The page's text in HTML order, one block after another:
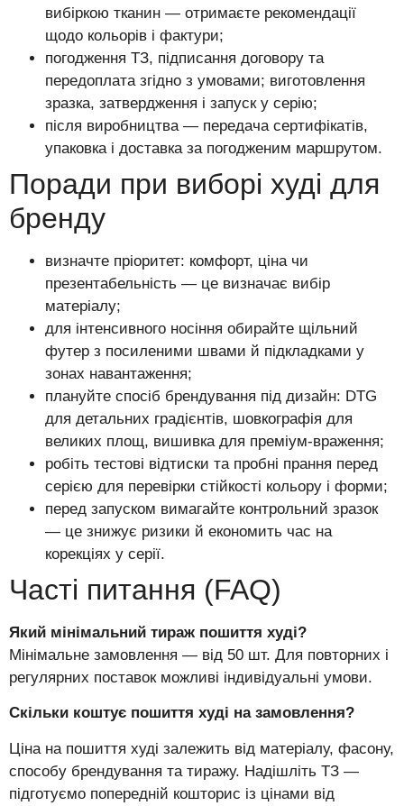
вибіркою тканин — отримаєте рекомендації
щодо кольорів і фактури;
погодження ТЗ, підписання договору та
передоплата згідно з умовами; виготовлення
зразка, затвердження і запуск у серію;
після виробництва — передача сертифікатів,
упаковка і доставка за погодженим маршрутом.
Поради при виборі худі для
бренду
визначте пріоритет: комфорт, ціна чи
презентабельність — це визначає вибір
матеріалу;
для інтенсивного носіння обирайте щільний
футер з посиленими швами й підкладками у
зонах навантаження;
плануйте спосіб брендування під дизайн: DTG
для детальних градієнтів, шовкографія для
великих площ, вишивка для преміум-враження;
робіть тестові відтиски та пробні прання перед
серією для перевірки стійкості кольору і форми;
перед запуском вимагайте контрольний зразок
— це знижує ризики й економить час на
корекціях у серії.
Часті питання (FAQ)
Який мінімальний тираж пошиття худі?
Мінімальне замовлення — від 50 шт. Для повторних і
регулярних поставок можливі індивідуальні умови.
Скільки коштує пошиття худі на замовлення?
Ціна на пошиття худі залежить від матеріалу, фасону,
способу брендування та тиражу. Надішліть ТЗ —
підготуємо попередній кошторис із цінами від